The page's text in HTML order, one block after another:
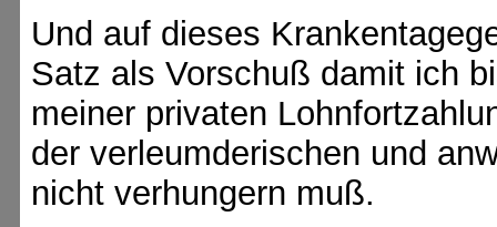
Und auf dieses
Satz als Vorschuß damit ich
meiner privaten
der verleumderischen und
nicht verhungern muß.